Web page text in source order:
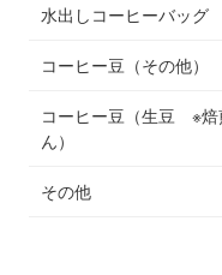
水出しコーヒーバッグ
コーヒー豆（その他）
コーヒー豆（生豆 ※焙
ん）
その他